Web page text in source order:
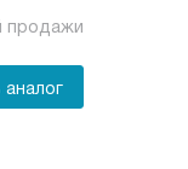
продажи